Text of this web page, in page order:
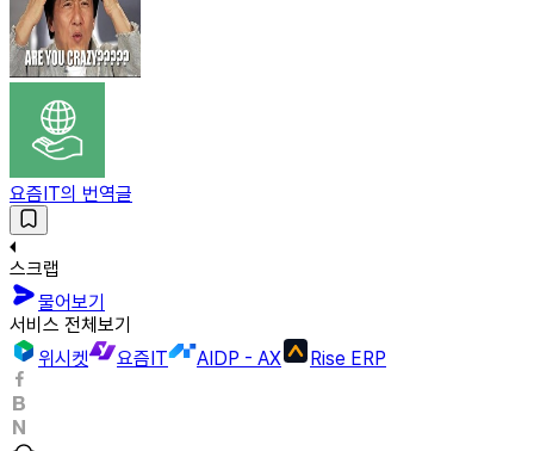
요즘IT의 번역글
스크랩
물어보기
서비스 전체보기
위시켓
요즘IT AIDP - AX Rise ERP